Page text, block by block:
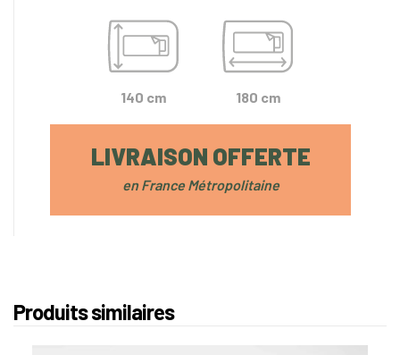
140 cm 180 cm
LIVRAISON OFFERTE
en France Métropolitaine
Produits similaires